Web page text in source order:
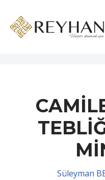
İçeriğe
Süleyman